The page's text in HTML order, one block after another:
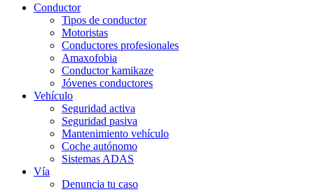
Conductor
Tipos de conductor
Motoristas
Conductores profesionales
Amaxofobia
Conductor kamikaze
Jóvenes conductores
Vehículo
Seguridad activa
Seguridad pasiva
Mantenimiento vehículo
Coche autónomo
Sistemas ADAS
Vía
Denuncia tu caso